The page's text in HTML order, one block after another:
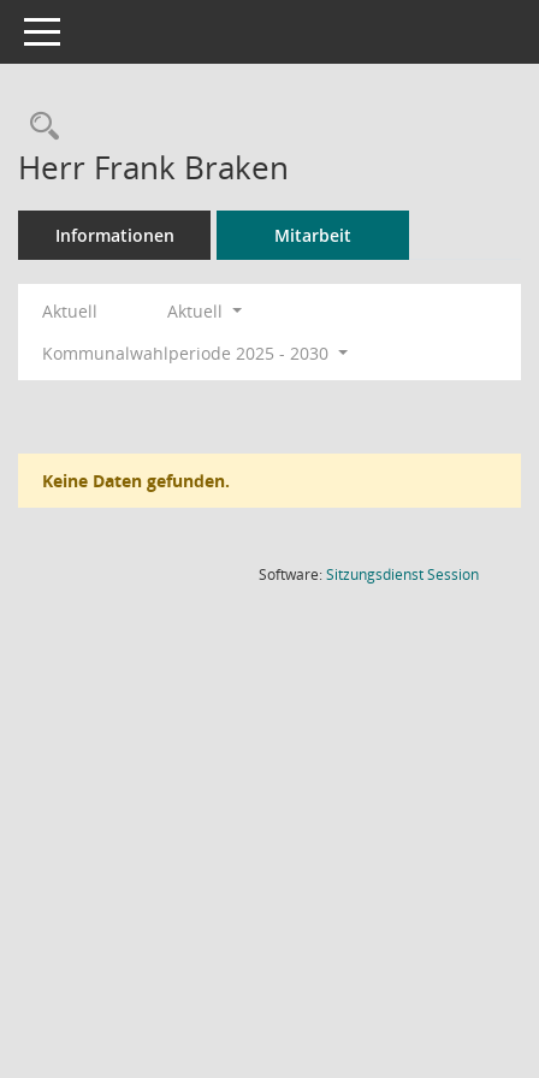
Toggle navigation
Rechercheauswahl
Herr Frank Braken
Informationen Mitarbeit
Aktuell
Aktuell
Kommunalwahlperiode 2025 - 2030
Keine Daten gefunden.
Software:SitzungsdienstSession(Wird in